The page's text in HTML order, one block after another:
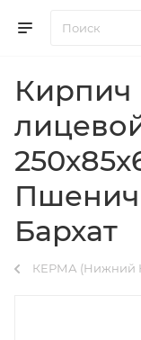
Кирпич
Бархат
КЕРМА (Нижний